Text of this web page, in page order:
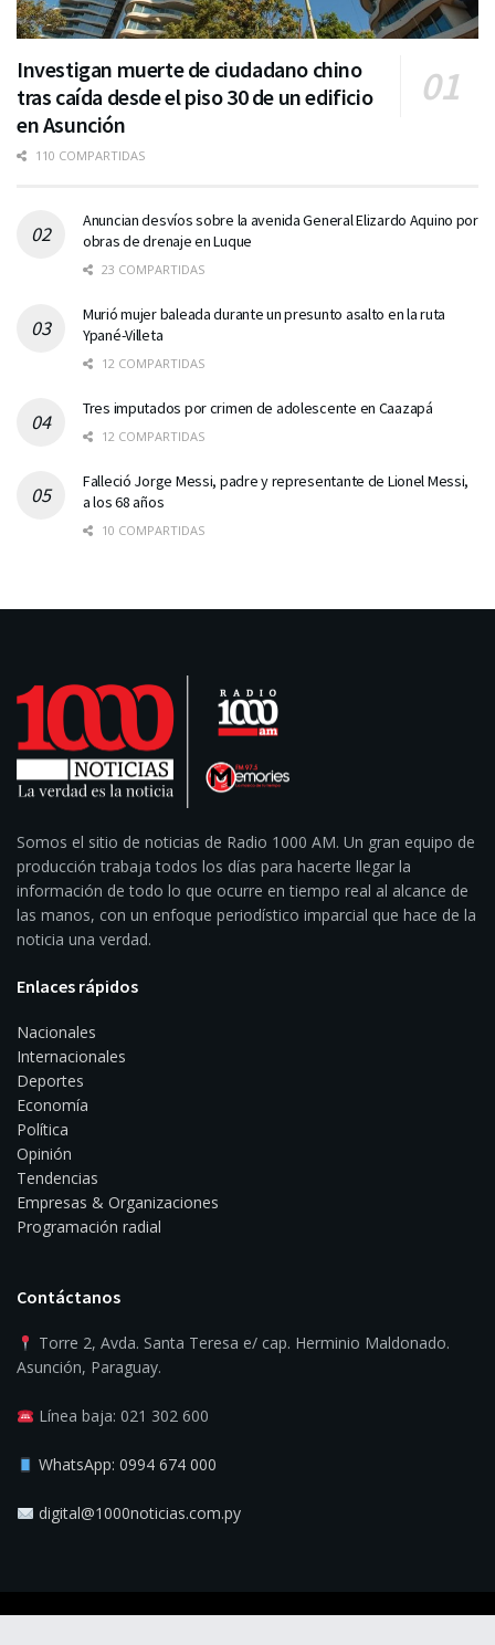
Investigan muerte de ciudadano chino
tras caída desde el piso 30 de un edificio
en Asunción
110 COMPARTIDAS
Anuncian desvíos sobre la avenida General Elizardo Aquino por
obras de drenaje en Luque
23 COMPARTIDAS
Murió mujer baleada durante un presunto asalto en la ruta
Ypané-Villeta
12 COMPARTIDAS
Tres imputados por crimen de adolescente en Caazapá
12 COMPARTIDAS
Falleció Jorge Messi, padre y representante de Lionel Messi,
a los 68 años
10 COMPARTIDAS
Somos el sitio de noticias de Radio 1000 AM. Un gran equipo de
producción trabaja todos los días para hacerte llegar la
información de todo lo que ocurre en tiempo real al alcance de
las manos, con un enfoque periodístico imparcial que hace de la
noticia una verdad.
Enlaces rápidos
Nacionales
Internacionales
Deportes
Economía
Política
Opinión
Tendencias
Empresas & Organizaciones
Programación radial
Contáctanos
Torre 2, Avda. Santa Teresa e/ cap. Herminio Maldonado.
Asunción, Paraguay.
Línea baja: 021 302 600
WhatsApp: 0994 674 000
digital@1000noticias.com.py